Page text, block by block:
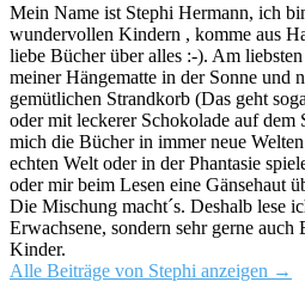
Mein Name ist Stephi Hermann, ich
wundervollen Kindern , komme aus
liebe Bücher über alles :-). Am
meiner Hängematte in der Sonne und
gemütlichen Strandkorb (Das geht
oder mit leckerer Schokolade auf dem
mich die Bücher in immer neue
echten Welt oder in der Phantasie
oder mir beim Lesen eine Gänsehaut
Die Mischung macht´s. Deshalb lese
Erwachsene, sondern sehr gerne
Kinder.
Alle Beiträge von Stephi anzeigen →